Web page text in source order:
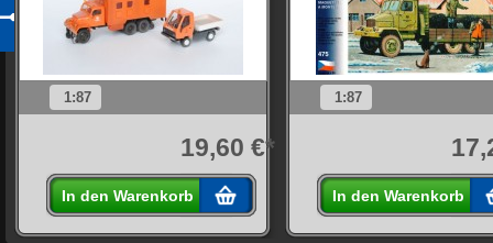
1:87
19,60 €*
In den Warenkorb
1:87
In den Warenkorb